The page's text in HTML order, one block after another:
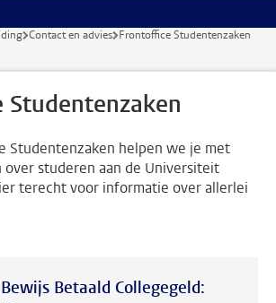
Contact en advies Frontoffice Studentenzaken
Studentenzaken
Studentenzaken helpen we je met
over studeren aan de Universiteit
terecht voor informatie over allerlei
Betaald Collegegeld: